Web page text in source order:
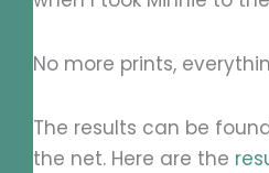
No more prints,
The results can be
the net. Here are the